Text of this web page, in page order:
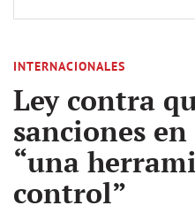
INTERNACIONALES
Ley contra
sanciones
“una
control”